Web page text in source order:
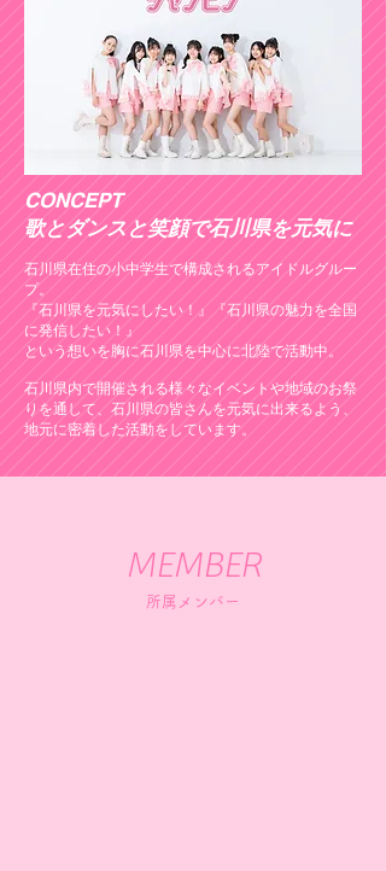
CONCEPT
歌とダンスと笑顔で石川県を元気に
石川県在住の小中学生で構成されるアイドルグルー
プ。
『石川県を元気にしたい！』
『石川県の魅力を全国
に発信したい！』
という想いを胸に石川県を中心に北陸で活動中。​
石川県内で開催される様々なイベントや地域のお祭
りを通して、石川県の皆さんを元気に出来るよう、
地元に密着した活動をしています。
MEMBER
所属メンバー